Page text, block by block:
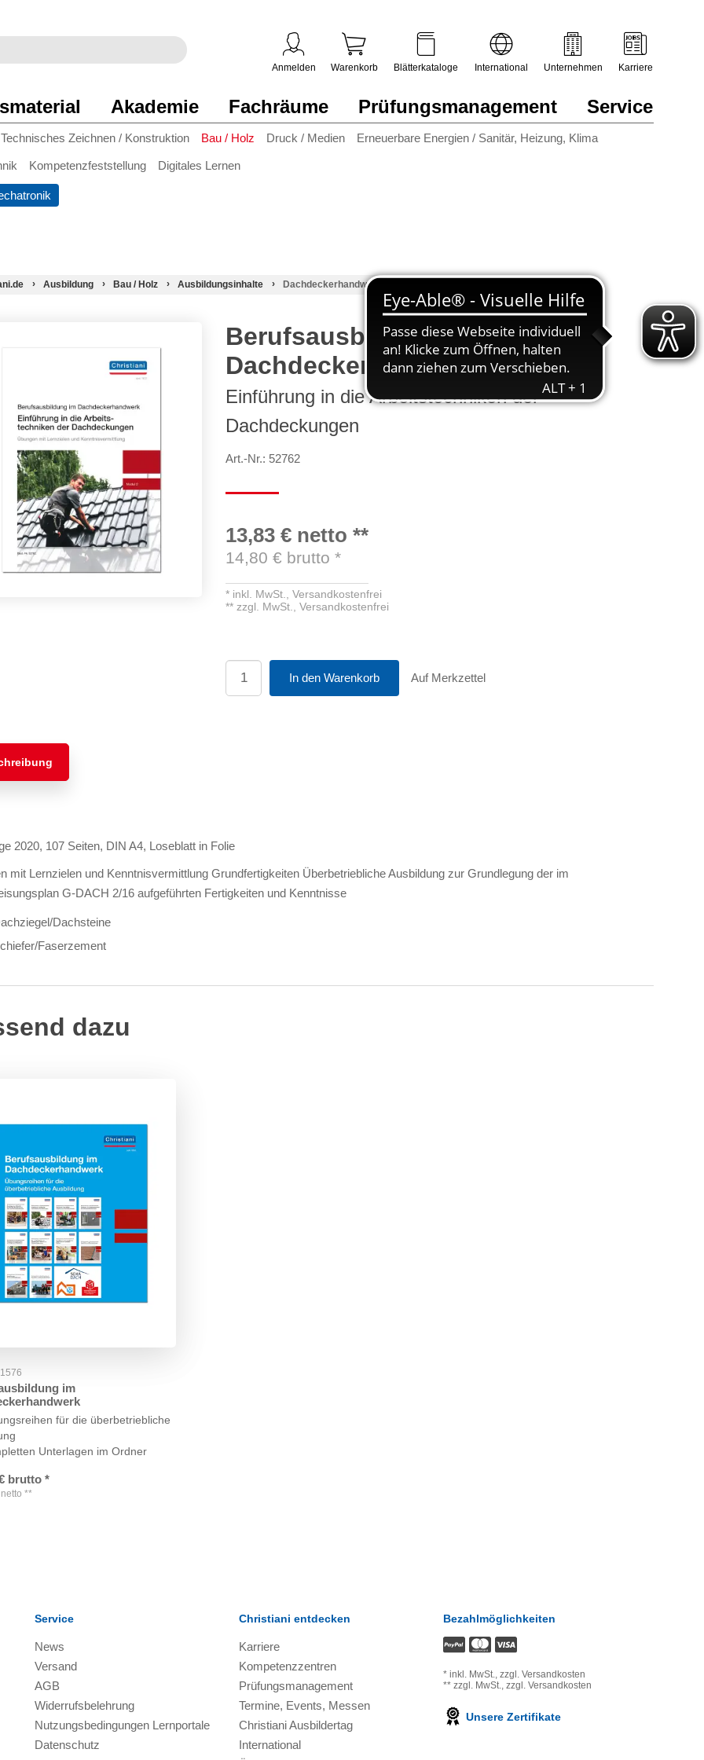
Technisches Zeichnen / Konstruktion Bau / Holz Druck / Medien Erneuerbare Energien / Sanitär, Heizung, Klima
Kompetenzfeststellung Digitales Lernen
Akademie Fachräume Prüfungsmanagement Service
Anmelden Warenkorb Blätterkataloge International Unternehmen Karriere
Ausbildung Bau / Holz Ausbildungsinhalte Dachdeckerhandwerk
Berufsausbildung im
Dachdeckerhandwerk
Einführung in die Arbeitstechniken der
Dachdeckungen
Art.-Nr.: 52762
13,83 € netto **
14,80 € brutto *
* inkl. MwSt.,Versandkostenfrei
**zzgl. MwSt.,Versandkostenfrei
In den Warenkorb Auf Merkzettel
2020, 107 Seiten, DIN A4, Loseblatt in Folie
mit Lernzielen und Kenntnisvermittlung Grundfertigkeiten Überbetriebliche Ausbildung zur Grundlegung der im
G-DACH 2/16 aufgeführten Fertigkeiten und Kenntnisse
Dachsteine
Faserzement
dazu
im
für die überbetriebliche
Unterlagen im Ordner
brutto *
netto **
Service
News
Versand
AGB
Widerrufsbelehrung
Nutzungsbedingungen Lernportale
Datenschutz
Christiani entdecken
Karriere
Kompetenzzentren
Prüfungsmanagement
Termine, Events, Messen
Christiani Ausbildertag
International
Bezahlmöglichkeiten
* inkl. MwSt., zzgl. Versandkosten
** zzgl. MwSt., zzgl. Versandkosten
Unsere Zertifikate